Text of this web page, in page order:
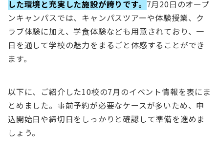
した環境と充実した施設が誇りです。 7月20日のオープ
ンキャンパスでは、キャンパスツアーや体験授業、ク
ラブ体験に加え、学食体験なども用意されており、一
日を通して学校の魅力をまるごと体感することができ
ます。
以下に、ご紹介した10校の7月のイベント情報を表にま
とめました。事前予約が必要なケースが多いため、申
込開始日や締切日をしっかりと確認して準備を進めま
しょう。